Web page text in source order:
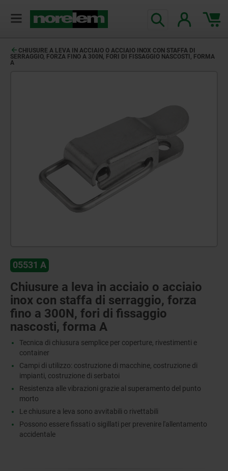
CHIUSURE A LEVA IN ACCIAIO O ACCIAIO INOX CON STAFFA DI
SERRAGGIO, FORZA FINO A 300N, FORI DI FISSAGGIO NASCOSTI, FORMA
A
05531 A
Chiusure a leva in acciaio o acciaio
inox con staffa di serraggio, forza
fino a 300N, fori di fissaggio
nascosti, forma A
Tecnica di chiusura semplice per coperture, rivestimenti e
container
Campi di utilizzo: costruzione di macchine, costruzione di
impianti, costruzione di serbatoi
Resistenza alle vibrazioni grazie al superamento del punto
morto
Le chiusure a leva sono avvitabili o rivettabili
Possono essere fissati o sigillati per prevenire l'allentamento
accidentale